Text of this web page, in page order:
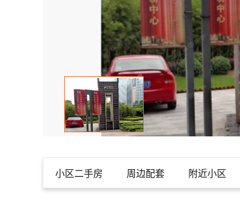
A PHP Error was
Message: Undefi
ned index: shou
小区二手房 周边配套 附近小区